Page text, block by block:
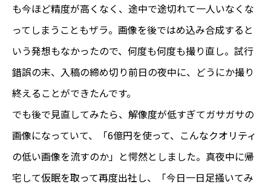
も今ほど精度が高くなく、途中で途切れて一人いなくな
ってしまうこともザラ。画像を後ではめ込み合成すると
いう発想もなかったので、何度も何度も撮り直し。試行
錯誤の末、入稿の締め切り前日の夜中に、どうにか撮り
終えることができたんです。
でも後で見直してみたら、解像度が低すぎてガサガサの
画像になっていて、「6億円を使って、こんなクオリティ
の低い画像を流すのか」と愕然としました。真夜中に帰
宅して仮眠を取って再度出社し、「今日一日足掻いてみ